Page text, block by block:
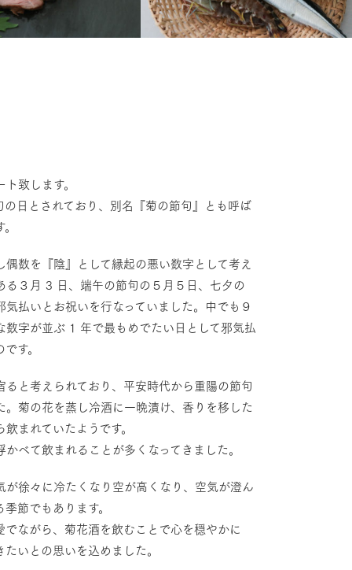
致します。
⽇とされており、別名『菊の節句』とも呼ば
数を『陰』として縁起の悪い数字として考え
る３⽉ 3 ⽇、端午の節句の５⽉５⽇、七⼣の
払いとお祝いを⾏なっていました。中でも９
数字が並ぶ 1 年で最もめでたい⽇として邪気払
す。
と考えられており、平安時代から重陽の節句
菊の花を蒸し冷酒に⼀晩漬け、⾹りを移した
まれていたようです。
べて飲まれることが多くなってきました。
徐々に冷たくなり空が⾼くなり、空気が澄ん
節でもあります。
ながら、菊花酒を飲むことで⼼を穏やかに
いとの思いを込めました。